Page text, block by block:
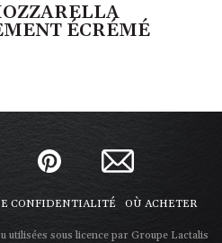
ÉCRÉMÉ
CONFIDENTIALITÉ OÙ ACHETER
utilisées sous licence par Groupe Lactalis